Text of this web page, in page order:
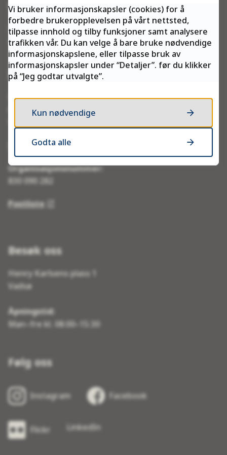
eDialog – send post og dokumenter sikkert
De som tar skriftlig kontakt på nordsamisk har rett til
å få skriftlig svar på nordsamisk.
Postadresse
Finnmark fylkeskommune
Postboks 701
Send oss faktura
Organisasjonsnummer:
830 090 282
Postliste
Besøk oss
Henry Karlsens plass 1
Vadsø
Åpningstid:
Man–fre kl. 08:00–15:30
Følg oss
Instagram Facebook
Flickr LinkedIn
Vi bruker informasjonskapsler (cookies) for å
forbedre brukeropplevelsen på vårt nettsted,
tilpasse innhold og tilby funksjoner samt analysere
trafikken vår. Du kan velge å bare bruke nødvendige
informasjonskapslene, eller tilpasse bruk av
informasjonskapsler under “Detaljer”. før du klikker
på “Jeg godtar utvalgte”.
Kun nødvendige
Godta alle